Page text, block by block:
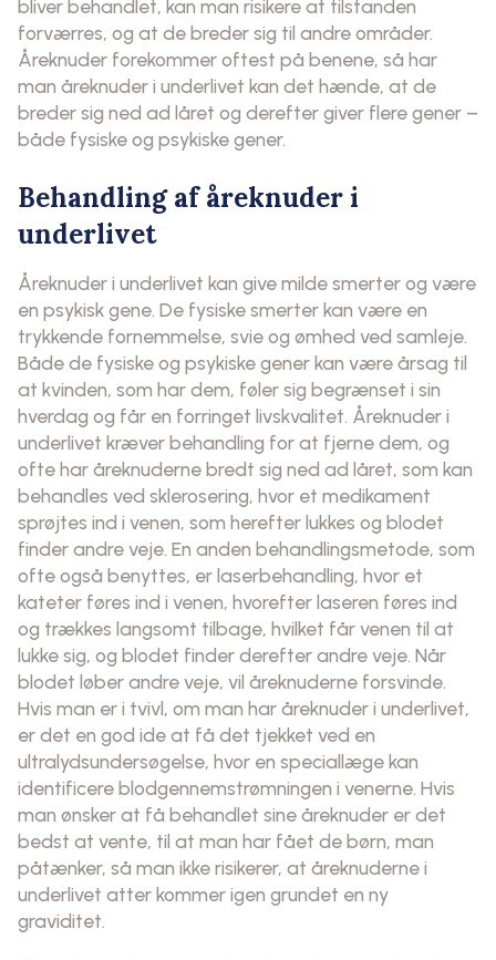
bliver behandlet, kan man risikere at tilstanden
forværres, og at de breder sig til andre områder.
Åreknuder forekommer oftest på benene, så har
man åreknuder i underlivet kan det hænde, at de
breder sig ned ad låret og derefter giver flere gener –
både fysiske og psykiske gener.
Behandling af åreknuder i
underlivet
Åreknuder i underlivet kan give milde smerter og være
en psykisk gene. De fysiske smerter kan være en
trykkende fornemmelse, svie og ømhed ved samleje.
Både de fysiske og psykiske gener kan være årsag til
at kvinden, som har dem, føler sig begrænset i sin
hverdag og får en forringet livskvalitet. Åreknuder i
underlivet kræver behandling for at fjerne dem, og
ofte har åreknuderne bredt sig ned ad låret, som kan
behandles ved sklerosering, hvor et medikament
sprøjtes ind i venen, som herefter lukkes og blodet
finder andre veje. En anden behandlingsmetode, som
ofte også benyttes, er laserbehandling, hvor et
kateter føres ind i venen, hvorefter laseren føres ind
og trækkes langsomt tilbage, hvilket får venen til at
lukke sig, og blodet finder derefter andre veje. Når
blodet løber andre veje, vil åreknuderne forsvinde.
Hvis man er i tvivl, om man har åreknuder i underlivet,
er det en god ide at få det tjekket ved en
ultralydsundersøgelse, hvor en speciallæge kan
identificere blodgennemstrømningen i venerne. Hvis
man ønsker at få behandlet sine åreknuder er det
bedst at vente, til at man har fået de børn, man
påtænker, så man ikke risikerer, at åreknuderne i
underlivet atter kommer igen grundet en ny
graviditet.